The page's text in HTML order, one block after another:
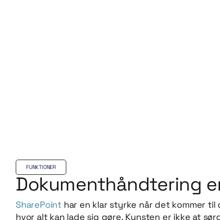
FUNKTIONER
Dokumenthåndtering
SharePoint har en klar styrke når det kommer
hvor alt kan lade sig gøre. Kunsten er ikke at